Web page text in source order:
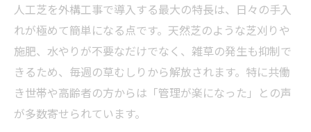
人工芝を外構工事で導入する最大の特長は、日々の手入
れが極めて簡単になる点です。天然芝のような芝刈りや
施肥、水やりが不要なだけでなく、雑草の発生も抑制で
きるため、毎週の草むしりから解放されます。特に共働
き世帯や高齢者の方からは「管理が楽になった」との声
が多数寄せられています。